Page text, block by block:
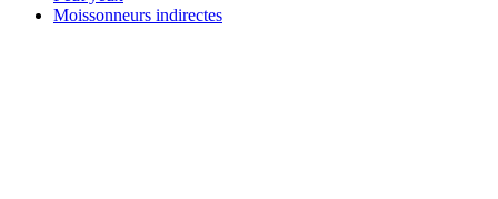
Moissonneurs indirectes